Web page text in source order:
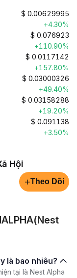
$ 0.00629995
+4.30%
$ 0.076923
+110.90%
$ 0.0117142
+157.80%
$ 0.03000326
+49.40%
$ 0.03158288
+19.20%
$ 0.091138
+3.50%
Hội
+Theo Dõi
là bao nhiêu?
tại là Nest Alpha